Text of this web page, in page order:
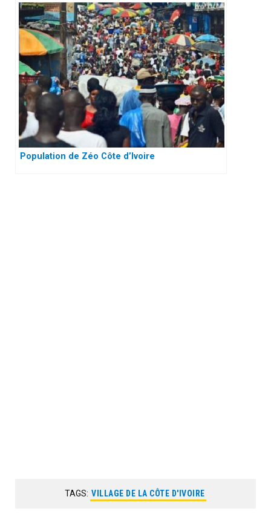
Population de Zéo Côte d’Ivoire
TAGS: VILLAGE DE LA CÔTE D'IVOIRE